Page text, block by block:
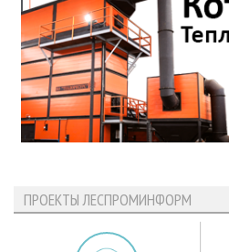
ПРОЕКТЫ ЛЕСПРОМИНФОРМ